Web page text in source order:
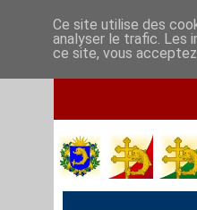
Ce site utilise des
analyser le trafic. Les
ce site, vous